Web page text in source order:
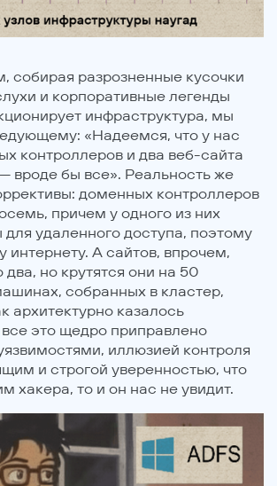
собирая разрозненные кусочки
и корпоративные легенды
инфраструктура, мы
«Надеемся, что у нас
контроллеров и два веб-сайта
вроде бы все». Реальность же
доменных контроллеров
причем у одного из них
удаленного доступа, поэтому
интернету. А сайтов, впрочем,
два, но крутятся они на 50
собранных в кластер,
архитектурно казалось
это щедро приправлено
иллюзией контроля
и строгой уверенностью, что
хакера, то и он нас не увидит.